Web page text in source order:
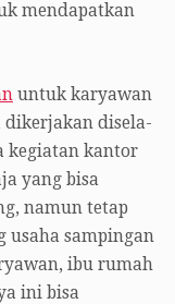
mendapatkan
untuk karyawan
dikerjakan disela-
kegiatan kantor
yang bisa
namun tetap
usaha sampingan
ibu rumah
ini bisa